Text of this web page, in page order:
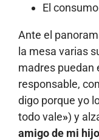
El
Ante el
la mesa varias
madres puedan
responsable,
digo porque yo
todo vale») y
amigo de mi